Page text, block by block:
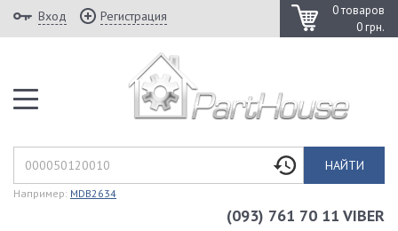
0 товаров
0 грн.
Вход Регистрация
НАЙТИ
Например: MDB2634
(093) 761 70 11 VIBER